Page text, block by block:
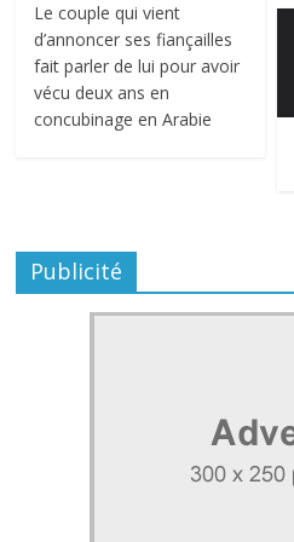
Le couple qui vient
d’annoncer ses fiançailles
fait parler de lui pour avoir
vécu deux ans en
concubinage en Arabie
Publicité